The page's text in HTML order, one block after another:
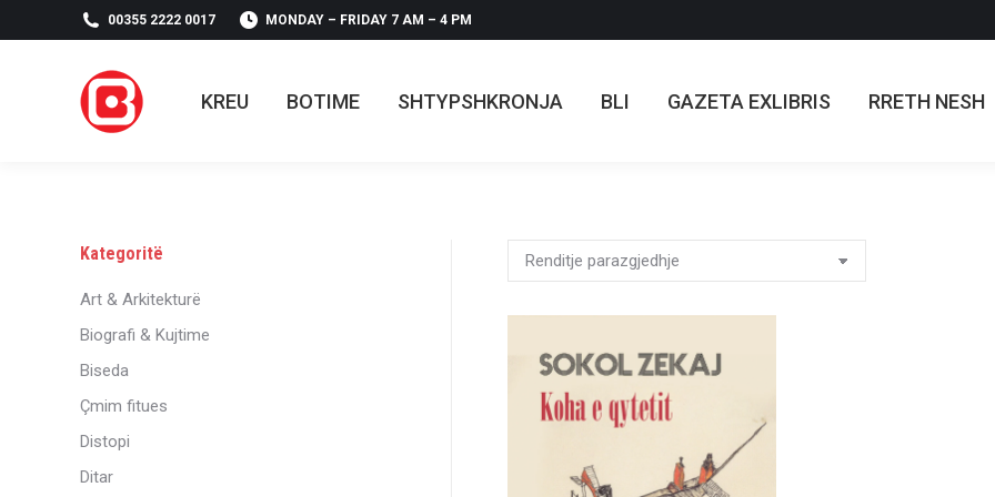
00355 2222 0017 MONDAY – FRIDAY 7 AM – 4 PM
KREU BOTIME SHTYPSHKRONJA BLI GAZETA EXLIBRIS RRETH NESH
Kategoritë
Art & Arkitekturë
Biografi & Kujtime
Biseda
Çmim fitues
Distopi
Ditar
KREU BOTIME SHTYPSHKRONJA BLI GAZETA EXLIBRIS RRETH NESH